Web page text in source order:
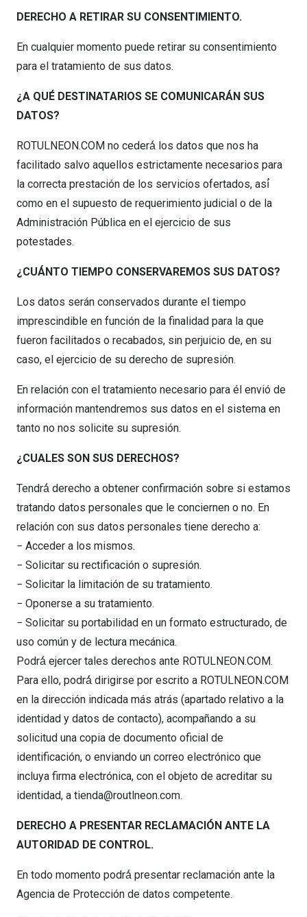
DERECHO A RETIRAR SU CONSENTIMIENTO.
En cualquier momento puede retirar su consentimiento
para el tratamiento de sus datos.
¿A QUÉ DESTINATARIOS SE COMUNICARÁN SUS
DATOS?
ROTULNEON.COM no cederá́ los datos que nos ha
facilitado salvo aquellos estrictamente necesarios para
la correcta prestación de los servicios ofertados, así́
como en el supuesto de requerimiento judicial o de la
Administración Pública en el ejercicio de sus
potestades.
¿CUÁNTO TIEMPO CONSERVAREMOS SUS DATOS?
Los datos serán conservados durante el tiempo
imprescindible en función de la finalidad para la que
fueron facilitados o recabados, sin perjuicio de, en su
caso, el ejercicio de su derecho de supresión.
En relación con el tratamiento necesario para él envió de
información mantendremos sus datos en el sistema en
tanto no nos solicite su supresión.
¿CUALES SON SUS DERECHOS?
Tendrá́ derecho a obtener confirmación sobre si estamos
tratando datos personales que le conciernen o no. En
relación con sus datos personales tiene derecho a:
− Acceder a los mismos.
− Solicitar su rectificación o supresión.
− Solicitar la limitación de su tratamiento.
− Oponerse a su tratamiento.
− Solicitar su portabilidad en un formato estructurado, de
uso común y de lectura mecánica.
Podrá́ ejercer tales derechos ante ROTULNEON.COM.
Para ello, podrá́ dirigirse por escrito a ROTULNEON.COM
en la dirección indicada más atrás (apartado relativo a la
identidad y datos de contacto), acompañando a su
solicitud una copia de documento oficial de
identificación, o enviando un correo electrónico que
incluya firma electrónica, con el objeto de acreditar su
identidad, a tienda@routlneon.com.
DERECHO A PRESENTAR RECLAMACIÓN ANTE LA
AUTORIDAD DE CONTROL.
En todo momento podrá́ presentar reclamación ante la
Agencia de Protección de datos competente.